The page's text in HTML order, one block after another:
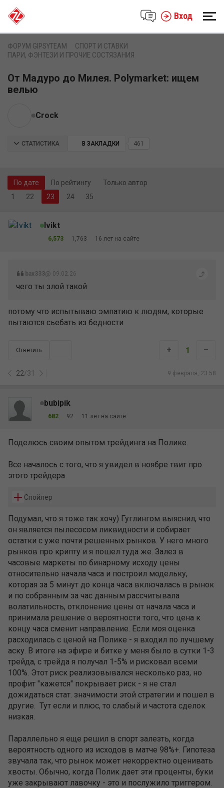
Вход
ФОРУМ GIPSYTEAM
СПОРТ И СТАВКИ
ПАРИ, ФЭНТЕЗИ И ПРОЧИЕ СОСТЯЗАНИЯ
От Мадуро до Милея. Polymarket: ищем
велью
Crock
СТАТИСТИКА В ЗАКЛАДКИ 461
По дате По рейтингу
Только автор
1
22 24 35
Ivikt
6,573 1,763 16 лет на сайте
bax333 @ 09.02.26
чего ты злой такой
потому что испытываю эмпатию к людям, которые
пытаются сьебать из бедности
Ответить
22/31 9 февраля, 23:58
+ 1 –
bubipik
682 92 11 лет на сайте
Поделюсь своим опытом трейдинга на Полике.
Все началось с того, что я увидел в ноябре твит про
этого трейдера
Спойлер
Подумал, что я тоже так хочу) Гуглингом выяснил, что
он является пылесосом ликвидности и собирает
остатки с уже почти решенных рынков. У него много
рынков про крипту и я пошел туда же. Залез в
часовые маркеты по бинарному исходу цены
относительно начала часа и построил модельку,
которая за 5 минут до конца часа включалась в рынок
и по собранным за час данным рассчитывала
волатильность, отклонение цены от начала часа и
принимала решение о вероятности того, что цена к
концу часа сменит направление. Если моя оценка
расходилась с ценой на Полике - я входил по лучшему
аску. В итоге на эфире и битке у меня было в сутки 1-3
трейда, с трейда я получал 1-5% и рисковал всеми
100%. Этот риск реализовывался несколько раз, но
профит "кажется" покрывает риск - я не стал
дожидаться стат. значимости этой стратегии и пошел в
другие. Тут если и плюс, то слабый и частота сделок
низкая.
Параллельно я еще решил в спорт залезть, когда
вероятность одного из исходов в матче 98%+. Гипотеза
звучала так, что рынок может некорректно оценивать
хвосты. Обычно, когда Полик дает эти проценты, буки
уже закрывают лавочку - это и послужило триггером.